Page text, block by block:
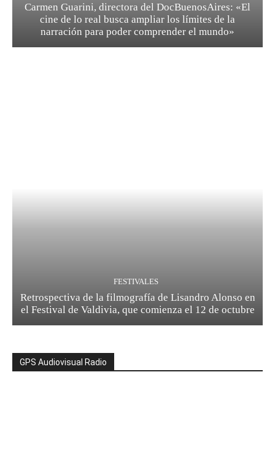
Carmen Guarini, directora del DocBuenosAires: «El
cine de lo real busca ampliar los límites de la
narración para poder comprender el mundo»
FESTIVALES
Retrospectiva de la filmografía de Lisandro Alonso en
el Festival de Valdivia, que comienza el 12 de octubre
GPS Audiovisual Radio